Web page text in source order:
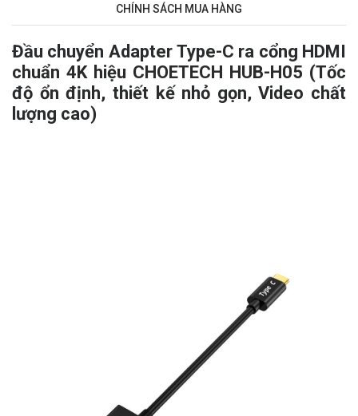
CHÍNH SÁCH MUA HÀNG
Đầu chuyển Adapter Type-C ra cổng HDMI
chuẩn 4K hiệu CHOETECH HUB-H05 (Tốc
độ ổn định, thiết kế nhỏ gọn, Video chất
lượng cao)